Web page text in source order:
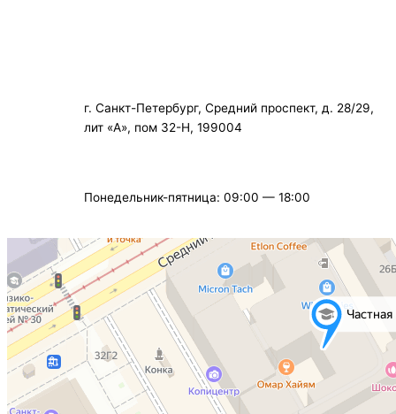
г. Санкт-Петербург, Средний проспект, д. 28/29,
лит «А», пом 32-Н, 199004
Понедельник-пятница: 09:00 — 18:00